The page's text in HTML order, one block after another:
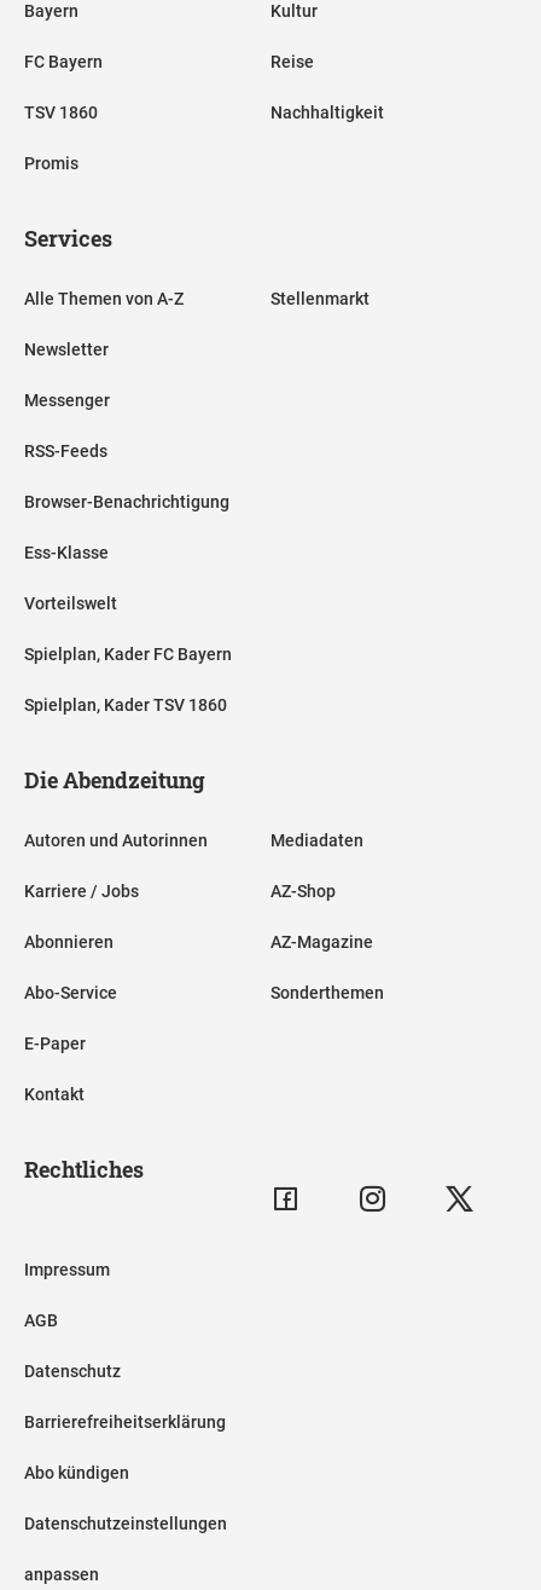
Bayern
FC Bayern
TSV 1860
Promis
Kultur
Reise
Nachhaltigkeit
Services
Alle Themen von A-Z
Newsletter
Messenger
RSS-Feeds
Browser-Benachrichtigung
Ess-Klasse
Vorteilswelt
Spielplan, Kader FC Bayern
Spielplan, Kader TSV 1860
Stellenmarkt
Die Abendzeitung
Autoren und Autorinnen
Karriere / Jobs
Abonnieren
Abo-Service
E-Paper
Kontakt
Mediadaten
AZ-Shop
AZ-Magazine
Sonderthemen
Rechtliches
Impressum
AGB
Datenschutz
Barrierefreiheitserklärung
Abo kündigen
Datenschutzeinstellungen
anpassen